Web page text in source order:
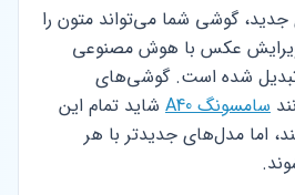
گوشی شما می‌تواند متون را
عکس با هوش مصنوعی
تبدیل شده است. گوشی‌های
سامسونگ A40
شاید تمام این
اما مدل‌های جدیدتر با هر